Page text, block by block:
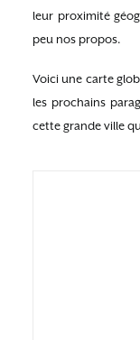
leur proximité
peu nos propos.
Voici une carte
les prochains
cette grande ville